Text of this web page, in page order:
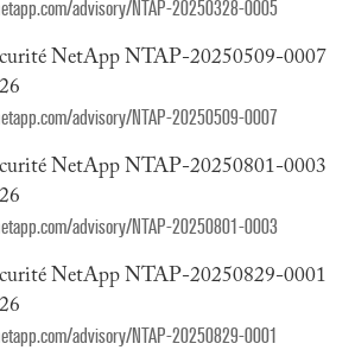
advisory/NTAP-20250328-0005
NetApp NTAP-20250509-0007
advisory/NTAP-20250509-0007
NetApp NTAP-20250801-0003
advisory/NTAP-20250801-0003
NetApp NTAP-20250829-0001
advisory/NTAP-20250829-0001